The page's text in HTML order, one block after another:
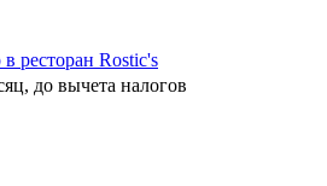
ресторан Rostic's
до вычета налогов